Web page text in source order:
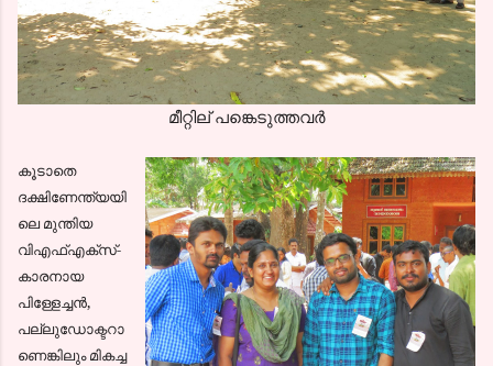
മീറ്റില് പങ്കെടുത്തവര്‍
കൂടാതെ
ദക്ഷിണേന്ത്യയി
ലെ മുന്തിയ
വിഎഫ്എക്സ്-
കാരനായ
പിള്ളേച്ചന്‍,
പല്ലുഡോക്ടറാ
ണെങ്കിലും മികച്ച